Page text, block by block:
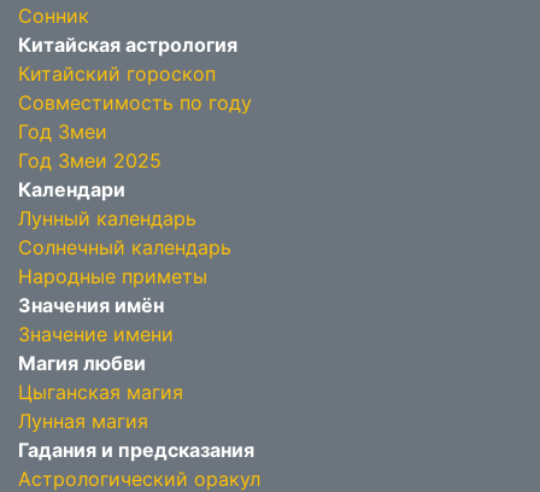
Сонник
Китайская астрология
Китайский гороскоп
Совместимость по году
Год Змеи
Год Змеи 2025
Календари
Лунный календарь
Солнечный календарь
Народные приметы
Значения имён
Значение имени
Магия любви
Цыганская магия
Лунная магия
Гадания и предсказания
Астрологический оракул